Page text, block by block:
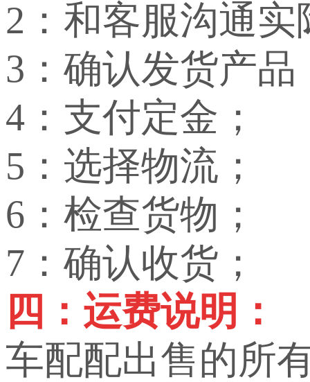
2：和客服沟通实
3：确认发货产品
4：支付定金；
5：选择物流；
6：检查货物；
7：确认收货；
四：运费说明：
车配配出售的所